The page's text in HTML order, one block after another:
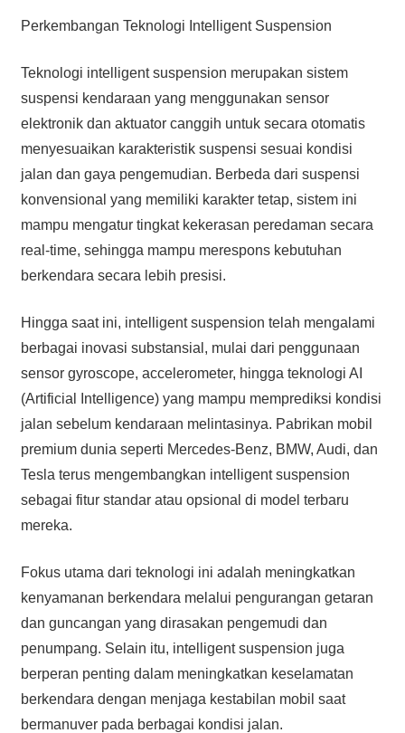
Perkembangan Teknologi Intelligent Suspension
Teknologi intelligent suspension merupakan sistem
suspensi kendaraan yang menggunakan sensor
elektronik dan aktuator canggih untuk secara otomatis
menyesuaikan karakteristik suspensi sesuai kondisi
jalan dan gaya pengemudian. Berbeda dari suspensi
konvensional yang memiliki karakter tetap, sistem ini
mampu mengatur tingkat kekerasan peredaman secara
real-time, sehingga mampu merespons kebutuhan
berkendara secara lebih presisi.
Hingga saat ini, intelligent suspension telah mengalami
berbagai inovasi substansial, mulai dari penggunaan
sensor gyroscope, accelerometer, hingga teknologi AI
(Artificial Intelligence) yang mampu memprediksi kondisi
jalan sebelum kendaraan melintasinya. Pabrikan mobil
premium dunia seperti Mercedes-Benz, BMW, Audi, dan
Tesla terus mengembangkan intelligent suspension
sebagai fitur standar atau opsional di model terbaru
mereka.
Fokus utama dari teknologi ini adalah meningkatkan
kenyamanan berkendara melalui pengurangan getaran
dan guncangan yang dirasakan pengemudi dan
penumpang. Selain itu, intelligent suspension juga
berperan penting dalam meningkatkan keselamatan
berkendara dengan menjaga kestabilan mobil saat
bermanuver pada berbagai kondisi jalan.